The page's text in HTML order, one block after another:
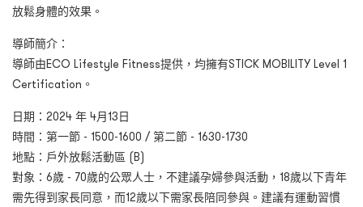
放鬆身體的效果。
導師簡介：
導師由ECO Lifestyle Fitness提供，均擁有STICK MOBILITY Level 1
Certification。
日期：2024 年 4月13日
時間：第一節 - 1500-1600 / 第二節 - 1630-1730
地點：戶外放鬆活動區 (B)
對象：6歲 - 70歲的公眾人士，不建議孕婦參與活動，18歲以下青年
需先得到家長同意，而12歲以下需家長陪同參與。建議有運動習慣